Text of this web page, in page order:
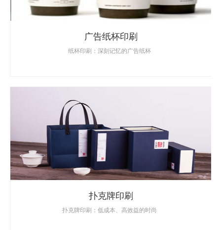
广告纸杯印刷
纸杯印刷：深刻记忆的广告纸杯
扑克牌印刷
扑克牌印刷：低成本、高效益的时尚